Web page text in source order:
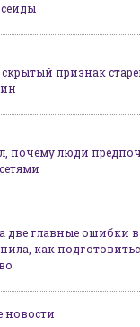
признак
почему люди
две главные ошибки
как
новости